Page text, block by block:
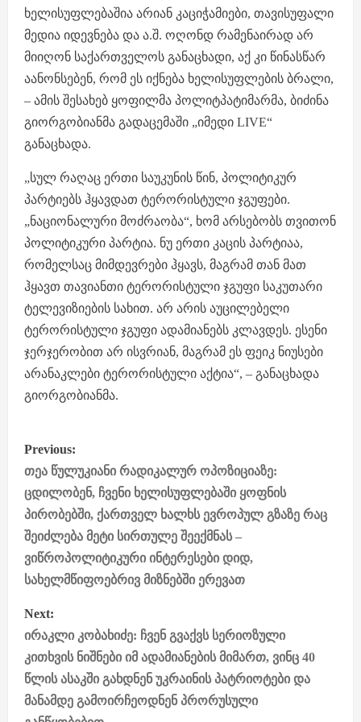
ხელისუფლებაშია არიან კაციჭამიები, თავისუფალი
მედია იდევნება და ა.შ. ოღონდ რამენაირად არ
მიიღონ საქართველოს განაცხადი, აქ კი წინასწარ
აანონსებენ, რომ ეს იქნება ხელისუფლების ბრალი,
– ამის შესახებ ყოფილმა პოლიტპატიმარმა, ბიძინა
გიორგობიანმა გადაცემაში „იმედი LIVE“
განაცხადა.
„სულ რაღაც ერთი საუკუნის წინ, პოლიტიკურ
პარტიებს ჰყავდათ ტერორისტული ჯგუფები.
„ნაციონალური მოძრაობა“, ხომ არსებობს თვითონ
პოლიტიკური პარტია. ნუ ერთი კაცის პარტიაა,
რომელსაც მიმდევრები ჰყავს, მაგრამ თან მათ
ჰყავთ თავიანთი ტერორისტული ჯგუფი საკუთარი
ტელევიზიების სახით. არ არის აუცილებელი
ტერორისტული ჯგუფი ადამიანებს კლავდეს. ესენი
ჯერჯერობით არ ისვრიან, მაგრამ ეს ფეიკ ნიუსები
არანაკლები ტერორისტული აქტია“, – განაცხადა
გიორგობიანმა.
P
o
s
t
n
a
v
i
g
Previous:
თეა წულუკიანი რადიკალურ ოპოზიციაზე:
ცდილობენ, ჩვენი ხელისუფლებაში ყოფნის
პირობებში, ქართველ ხალხს ევროპულ გზაზე რაც
შეიძლება მეტი სირთულე შეექმნას –
ვიწროპოლიტიკური ინტერესები დიდ,
სახელმწიფოებრივ მიზნებში ერევათ
Next:
ირაკლი კობახიძე: ჩვენ გვაქვს სერიოზული
კითხვის ნიშნები იმ ადამიანების მიმართ, ვინც 40
წლის ასაკში გახდნენ უკრაინის პატრიოტები და
მანამდე გამოირჩეოდნენ პრორუსული